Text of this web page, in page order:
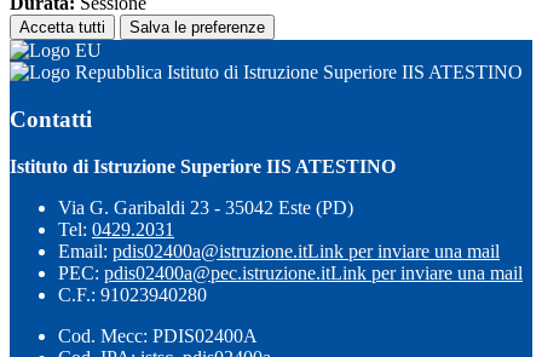
Accetta tutti Salva le preferenze
Istituto di Istruzione Superiore IIS ATESTINO
Contatti
Istituto di Istruzione Superiore IIS ATESTINO
Via G. Garibaldi 23 - 35042 Este (PD)
Tel: 0429.2031
Email: pdis02400a@istruzione.itLink per inviare una mail
PEC: pdis02400a@pec.istruzione.itLink per inviare una mail
C.F.: 91023940280
Cod. Mecc: PDIS02400A